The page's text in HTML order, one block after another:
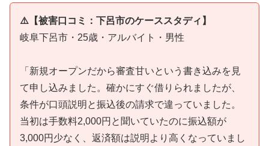
⚠️【被害口コミ：下呂市のケーススタディ】
岐阜下呂市・25歳・アルバイト・男性
「新規オープンだから審査甘いという書き込みを見
て申し込みました。確かにすぐ借りられましたが、
条件が口頭説明と振込後の請求で違っていました。
当初は手数料2,000円と聞いていたのに振込額が
3,000円少なく、返済額は説明より高くなっていまし